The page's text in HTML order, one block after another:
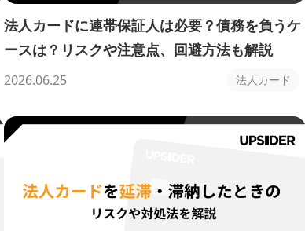
法人カードに連帯保証人は必要？債務を負うケ
ースは？リスクや注意点、回避方法も解説
2026.06.25 法人カード